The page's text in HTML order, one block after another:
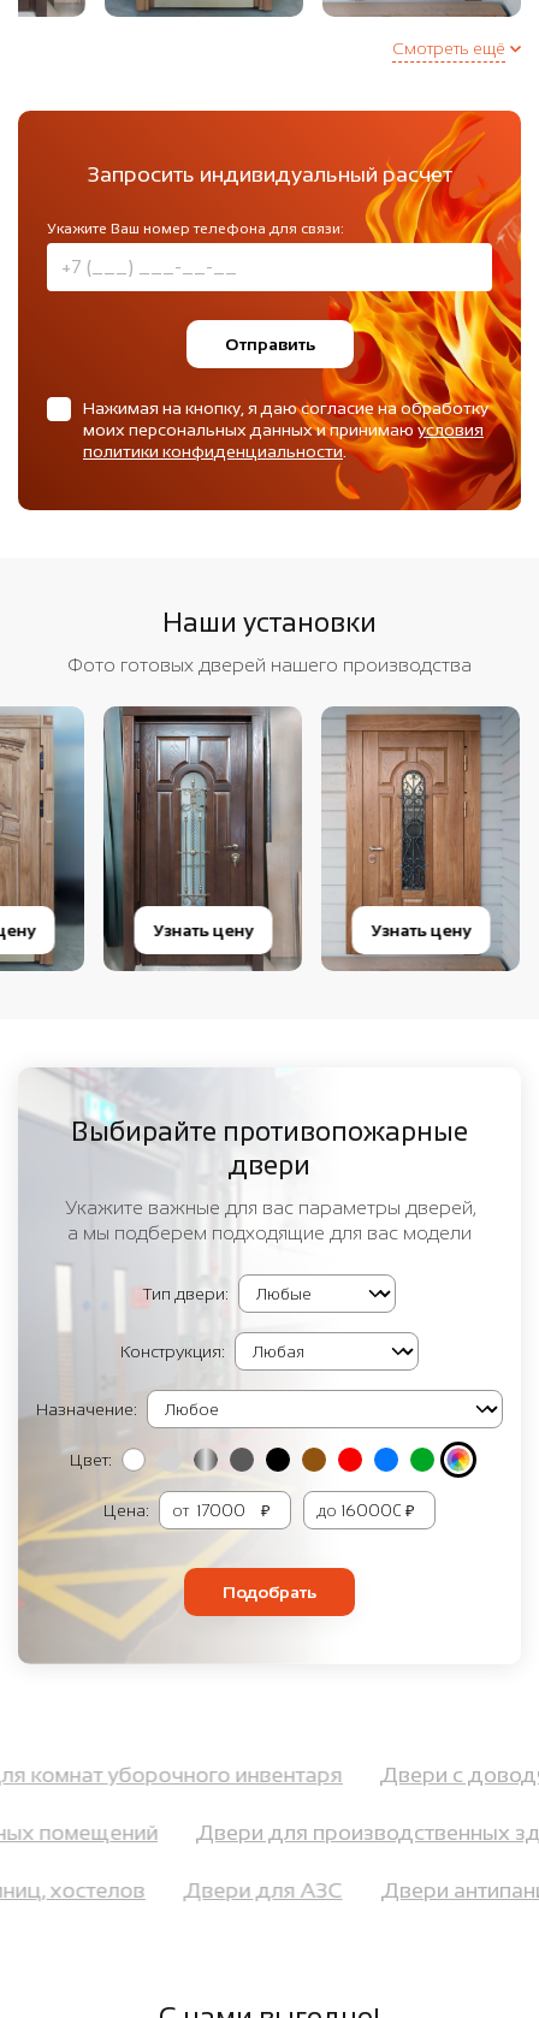
Смотреть ещё
Запросить индивидуальный расчет
Укажите Ваш номер телефона для связи:
Отправить
Нажимая на кнопку, я даю согласие на обработку
моих персональных данных и принимаюусловия
политики конфиденциальности.
Наши установки
Фото готовых дверей нашего производства
Узнать цену Узнать цену
Выбирайте противопожарные
двери
Укажите важные для вас параметры дверей,
а мы подберем подходящие для вас модели
Тип двери:
Конструкция:
Назначение:
Цвет:
Цена: от ₽ до ₽
Подобрать
комнат уборочного инвентаря Двери с
помещений Двери для производственных
хостелов Двери для АЗС Двери